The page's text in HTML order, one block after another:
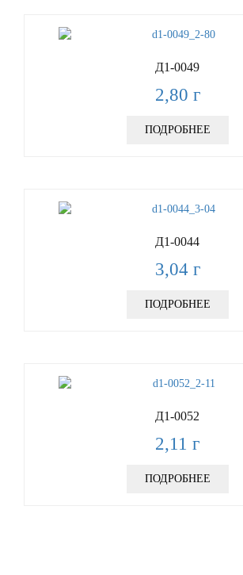
Д1-0049
2,80 г
ПОДРОБНЕЕ
Д1-0044
3,04г
ПОДРОБНЕЕ
Д1-0052
2,11 г
ПОДРОБНЕЕ